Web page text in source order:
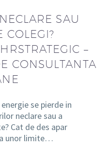
SAU
COLEGI?
–
CONSULTANTA
se pierde in
neclare sau a
Cat de des apar
unor limite…